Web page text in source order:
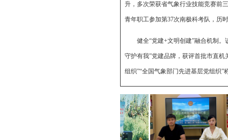
升，多次荣获省气象行业技能竞赛前
青年职工参加第37次南极科考队，历
健全“党建+文明创建”融合机制
守护有我”党建品牌，获评首批市直
组织”“全国气象部门先进基层党组织”
文化润心，激发文明创建活力
文化育人细无声。市气象局将文
实践大讲堂，邀请法律顾问讲解《民